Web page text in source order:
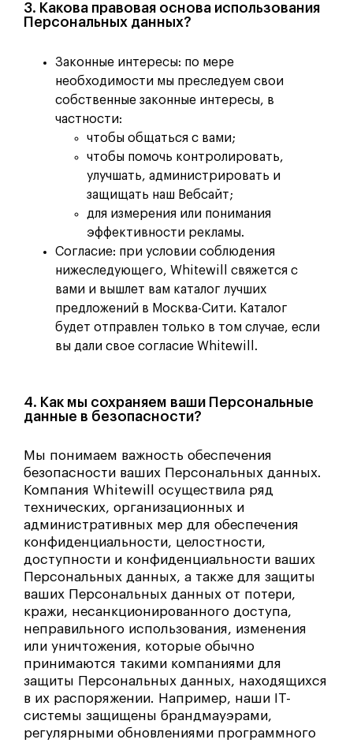
3. Какова правовая основа использования
Персональных данных?
Законные интересы: по мере
необходимости мы преследуем свои
собственные законные интересы, в
частности:
чтобы общаться с вами;
чтобы помочь контролировать,
улучшать, администрировать и
защищать наш Вебсайт;
для измерения или понимания
эффективности рекламы.
Согласие: при условии соблюдения
нижеследующего, Whitewill свяжется с
вами и вышлет вам каталог лучших
предложений в Москва-Сити. Каталог
будет отправлен только в том случае, если
вы дали свое согласие Whitewill.
4. Как мы сохраняем ваши Персональные
данные в безопасности?
Мы понимаем важность обеспечения
безопасности ваших Персональных данных.
Компания Whitewill осуществила ряд
технических, организационных и
административных мер для обеспечения
конфиденциальности, целостности,
доступности и конфиденциальности ваших
Персональных данных, а также для защиты
ваших Персональных данных от потери,
кражи, несанкционированного доступа,
неправильного использования, изменения
или уничтожения, которые обычно
принимаются такими компаниями для
защиты Персональных данных, находящихся
в их распоряжении. Например, наши IT-
системы защищены брандмауэрами,
регулярными обновлениями программного